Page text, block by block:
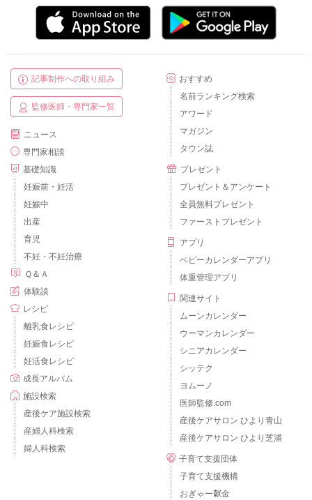
記事制作への取り組み
監修医師・専門家一覧
ニュース
専門家相談
基礎知識
妊娠前・妊活
妊娠中
出産
育児
不妊・不妊治療
Ｑ＆Ａ
体験談
レシピ
離乳食レシピ
妊娠食レシピ
妊活食レシピ
成長アルバム
施設検索
産後ケア施設検索
産婦人科検索
婦人科検索
おすすめ
名前ランキング検索
アワード
マガジン
タウン誌
プレゼント
プレゼント＆アンケート
全員無料プレゼント
ファーストプレゼント
アプリ
ベビーカレンダーアプリ
体重管理アプリ
関連サイト
ムーンカレンダー
ウーマンカレンダー
シニアカレンダー
シッテク
ヨムーノ
医師監修.com
産後ケアサロン ひより青山
産後ケアサロン ひより芝浦
子育て支援団体
子育て支援機構
おぎゃー献金